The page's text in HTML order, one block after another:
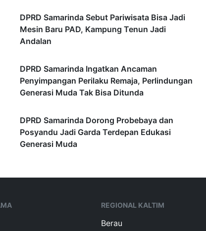
DPRD Samarinda Sebut Pariwisata Bisa Jadi
Mesin Baru PAD, Kampung Tenun Jadi
Andalan
DPRD Samarinda Ingatkan Ancaman
Penyimpangan Perilaku Remaja, Perlindungan
Generasi Muda Tak Bisa Ditunda
DPRD Samarinda Dorong Probebaya dan
Posyandu Jadi Garda Terdepan Edukasi
Generasi Muda
REGIONAL KALTIM
Berau